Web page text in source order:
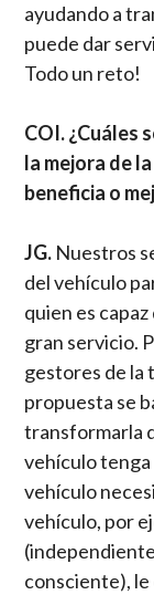
ayudando a
puede dar
Todo un reto!
COI. ¿Cuáles
la mejora de
beneficia o
JG. Nuestros
del vehículo
quien es
gran servicio.
gestores de la
propuesta se
transformarla
vehículo
vehículo
vehículo, por
consciente),